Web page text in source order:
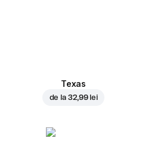
Texas
de la 32,99 lei